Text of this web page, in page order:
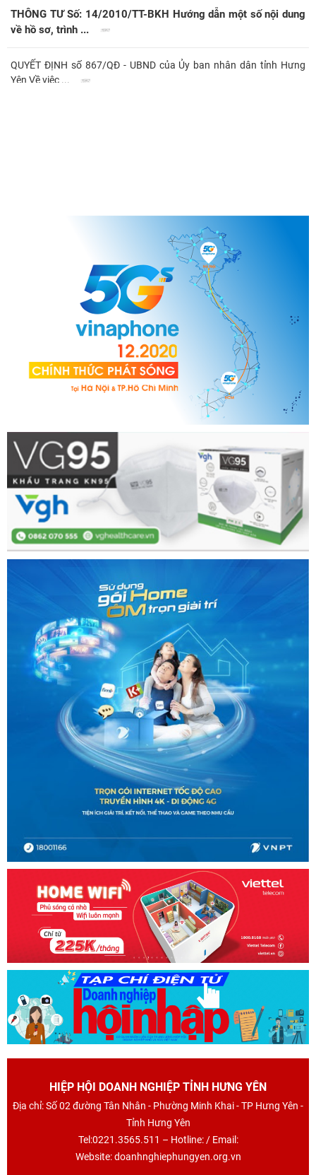
THÔNG TƯ Số: 14/2010/TT-BKH Hướng dẫn một số nội dung
về hồ sơ, trình ...
QUYẾT ĐỊNH số 867/QĐ - UBND của Ủy ban nhân dân tỉnh Hưng
Yên Về việc ...
HIỆP HỘI DOANH NGHIỆP TỈNH HƯNG YÊN
Địa chỉ: Số 02 đường Tân Nhân - Phường Minh Khai - TP Hưng Yên -
Tỉnh Hưng Yên
Tel:0221.3565.511 – Hotline: / Email:
Website: doanhnghiephungyen.org.vn